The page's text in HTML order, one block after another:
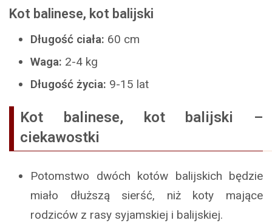
Kot balinese, kot balijski
Długość ciała: 60 cm
Waga: 2-4 kg
Długość życia: 9-15 lat
Kot balinese, kot balijski –
ciekawostki
Potomstwo dwóch kotów balijskich będzie
miało dłuższą sierść, niż koty mające
rodziców z rasy syjamskiej i balijskiej.